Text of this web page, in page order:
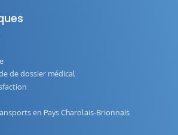
de dossier médical
en Pays Charolais-Brionnais